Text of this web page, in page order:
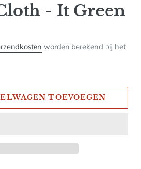
- It Green
worden berekend bij het
TOEVOEGEN